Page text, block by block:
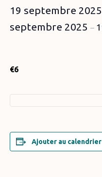
19 septembre 2025
septembre 2025 –
€6
Ajouter au calendrier